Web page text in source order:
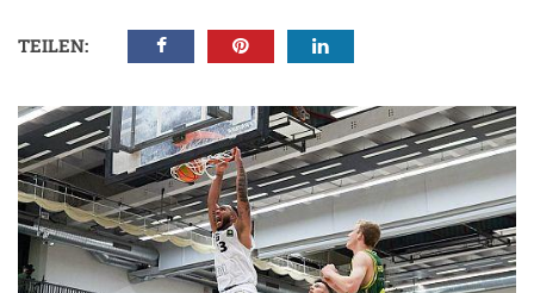
TEILEN: